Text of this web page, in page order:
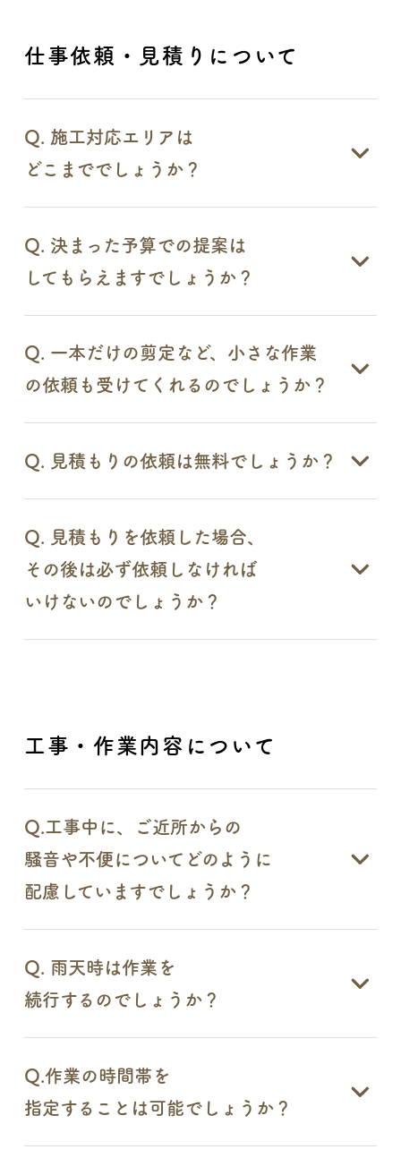
仕事依頼・見積りについて
Q. 施工対応エリアは
どこまででしょうか？
Q. 決まった予算での提案は
してもらえますでしょうか？
Q. 一本だけの剪定など、小さな作業
の依頼も受けてくれるのでしょうか？
Q. 見積もりの依頼は無料でしょうか？
Q. 見積もりを依頼した場合、
その後は必ず依頼しなければ
いけないのでしょうか？
工事・作業内容について
Q.工事中に、ご近所からの
騒音や不便についてどのように
配慮していますでしょうか？
Q. 雨天時は作業を
続行するのでしょうか？
Q.作業の時間帯を
指定することは可能でしょうか？